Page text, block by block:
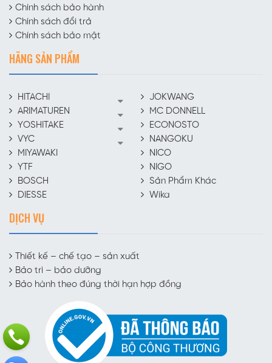
Chính sách bảo hành
Chính sách đổi trả
Chính sách bảo mật
HÃNG SẢN PHẨM
HITACHI
ARIMATUREN
YOSHITAKE
VYC
MIYAWAKI
YTF
BOSCH
DIESSE
JOKWANG
MC DONNELL
ECONOSTO
NANGOKU
NICO
NIGO
Sản Phẩm Khác
Wika
DỊCH VỤ
Thiết kế – chế tạo – sản xuất
Bảo trì – bảo dưỡng
Bảo hành theo đúng thời hạn hợp đồng